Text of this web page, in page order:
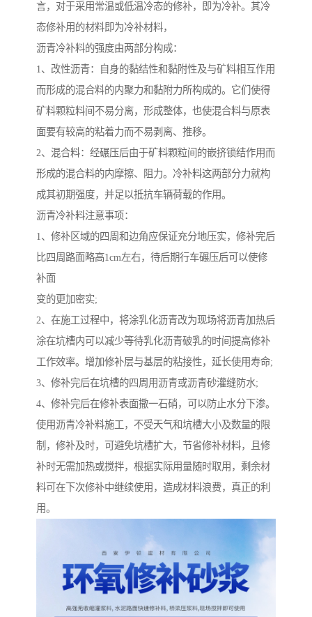
言，对于采用常温或低温冷态的修补，即为冷补。其冷
态修补用的材料即为冷补材料，
沥青冷补料的强度由两部分构成：
1、改性沥青：自身的黏结性和黏附性及与矿料相互作用
而形成的混合料的内聚力和黏附力所构成的。它们使得
矿料颗粒料间不易分离，形成整体，也使混合料与原表
面要有较高的粘着力而不易剥离、推移。
2、混合料：经碾压后由于矿料颗粒间的嵌挤锁结作用而
形成的混合料的内摩擦、阻力。冷补料这两部分力就构
成其初期强度，并足以抵抗车辆荷载的作用。
沥青冷补料注意事项：
1、修补区域的四周和边角应保证充分地压实，修补完后
比四周路面略高1cm左右，待后期行车碾压后可以使修
补面
变的更加密实;
2、在施工过程中，将涂乳化沥青改为现场将沥青加热后
涂在坑槽内可以减少等待乳化沥青破乳的时间提高修补
工作效率。增加修补层与基层的粘接性，延长使用寿命;
3、修补完后在坑槽的四周用沥青或沥青砂灌缝防水;
4、修补完后在修补表面撒一石硝，可以防止水分下渗。
使用沥青冷补料施工，不受天气和坑槽大小及数量的限
制，修补及时，可避免坑槽扩大，节省修补材料，且修
补时无需加热或搅拌，根据实际用量随时取用，剩余材
料可在下次修补中继续使用，造成材料浪费，真正的利
用。